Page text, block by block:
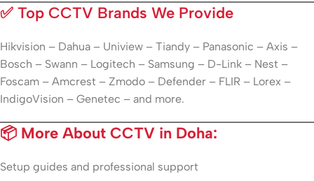
✅ Top CCTV Brands We Provide
Hikvision – Dahua – Uniview – Tiandy – Panasonic – Axis –
Bosch – Swann – Logitech – Samsung – D-Link – Nest –
Foscam – Amcrest – Zmodo – Defender – FLIR – Lorex –
IndigoVision – Genetec – and more.
📦 More About CCTV in Doha:
Setup guides and professional support